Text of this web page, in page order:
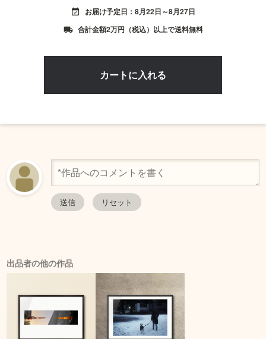
event_available お届け予定日：8月22日～8月27日
local_shipping 合計金額2万円（税込）以上で送料無料
出品者の他の作品